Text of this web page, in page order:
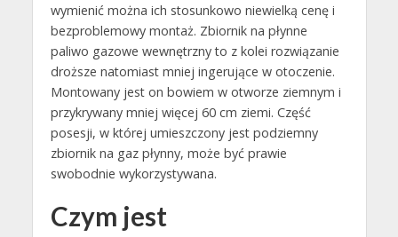
wymienić można ich stosunkowo niewielką cenę i
bezproblemowy montaż. Zbiornik na płynne
paliwo gazowe wewnętrzny to z kolei rozwiązanie
droższe natomiast mniej ingerujące w otoczenie.
Montowany jest on bowiem w otworze ziemnym i
przykrywany mniej więcej 60 cm ziemi. Część
posesji, w której umieszczony jest podziemny
zbiornik na gaz płynny, może być prawie
swobodnie wykorzystywana.
Czym jest